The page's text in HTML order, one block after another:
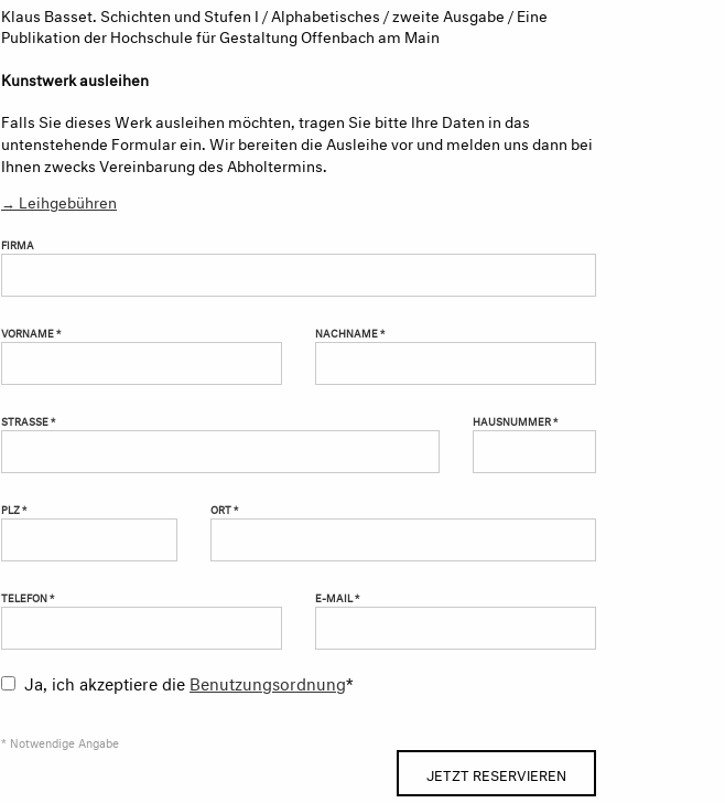
Klaus Basset. Schichten und Stufen I / Alphabetisches / zweite Ausgabe / Eine
Publikation der Hochschule für Gestaltung Offenbach am Main
Kunstwerk ausleihen
Falls Sie dieses Werk ausleihen möchten, tragen Sie bitte Ihre Daten in das
untenstehende Formular ein. Wir bereiten die Ausleihe vor und melden uns dann bei
Ihnen zwecks Vereinbarung des Abholtermins.
→ Leihgebühren
FIRMA
VORNAME * NACHNAME *
STRASSE * HAUSNUMMER *
PLZ * ORT *
TELEFON * E-MAIL *
Ja, ich akzeptiere die Benutzungsordnung*
* Notwendige Angabe
JETZT RESERVIEREN